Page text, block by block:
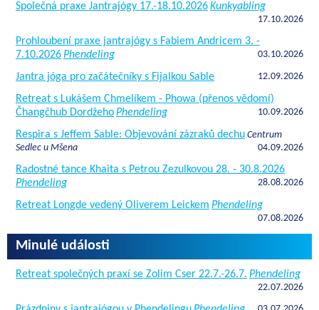
Společná praxe Jantrajógy 17.-18.10.2026Kunkyabling
17.10.2026
Prohloubení praxe jantrajógy s Fabiem Andricem 3. -
7.10.2026Phendeling 03.10.2026
Jantra jóga pro začátečníky s Fijalkou Sable 12.09.2026
Retreat s Lukášem Chmelíkem - Phowa (přenos vědomí)
Čhangčhub DordžehoPhendeling 10.09.2026
Respira s Jeffem Sable: Objevování zázraků dechu Centrum
Sedlec u Mšena
04.09.2026
Radostné tance Khaita s Petrou Zezulkovou 28. - 30.8.2026
Phendeling
28.08.2026
Retreat Longde vedený Oliverem Leickem Phendeling
07.08.2026
Minulé události
Retreat společných praxí se Zolim Cser 22.7.-26.7. Phendeling
22.07.2026